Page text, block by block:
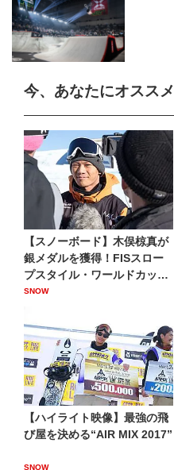
今、あなたにオススメ
【スノーボード】木俣椋真が
銀メダルを獲得！FISスロー
プスタイル・ワールドカッ
プ...
SNOW
【ハイライト映像】最強の飛
び屋を決める“AIR MIX 2017”
SNOW